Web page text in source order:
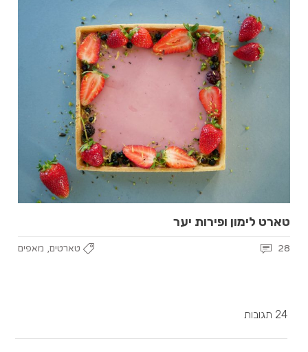
טארט לימון ופירות יער
טארטים, מאפים 28
24 תגובות